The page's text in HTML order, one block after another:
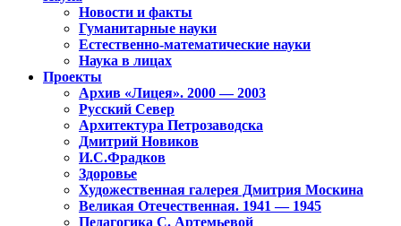
Новости и факты
Гуманитарные науки
Естественно-математические науки
Наука в лицах
Проекты
Архив «Лицея». 2000 — 2003
Русский Север
Архитектура Петрозаводска
Дмитрий Новиков
И.С.Фрадков
Здоровье
Художественная галерея Дмитрия Москина
Великая Отечественная. 1941 — 1945
Педагогика С. Артемьевой